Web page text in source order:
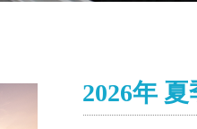
2026年